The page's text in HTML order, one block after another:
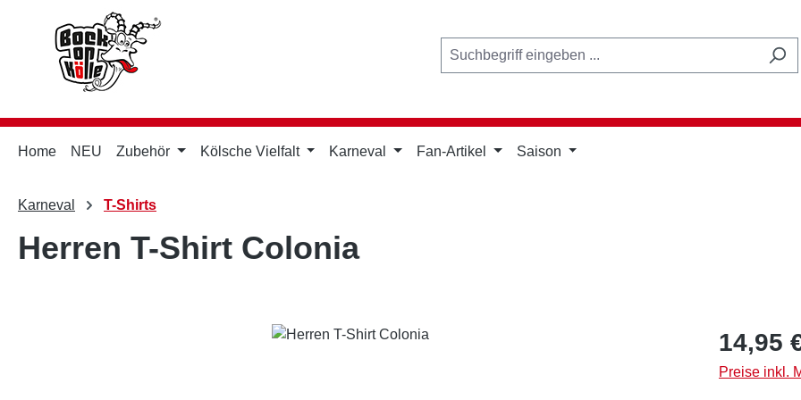
Hauptinhalt springen
Zur Suche springen
Zur Hauptnavigation springen
Home NEU Zubehör Kölsche Vielfalt Karneval Fan-Artikel Saison
Karneval T-Shirts
Herren T-Shirt Colonia
Regulärer
14,95
Preise inkl.